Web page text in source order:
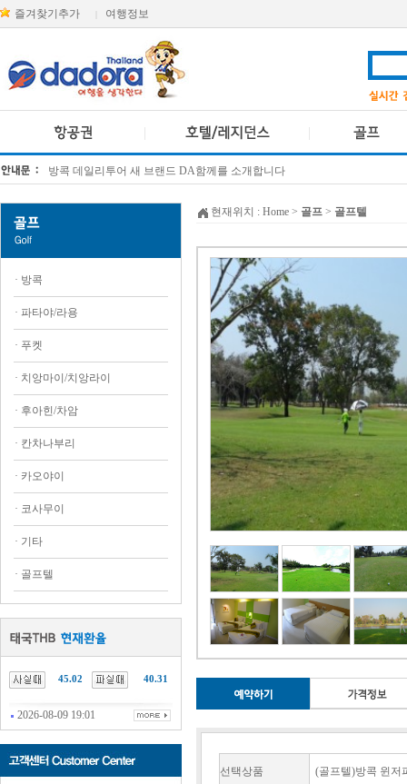
즐겨찾기추가 여행정보
방콕 데일리투어 새 브랜드 DA함께를 소개합니다
· 방콕
· 파타야/라용
· 푸켓
· 치앙마이/치앙라이
· 후아힌/차암
· 칸차나부리
· 카오야이
· 코사무이
· 기타
· 골프텔
45.02 40.31
2026-08-09 19:01
현재위치 : Home > 골프 > 골프텔
선택상품 (골프텔)방콕 윈저